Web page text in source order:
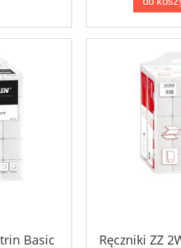
Basic Ręczniki ZZ